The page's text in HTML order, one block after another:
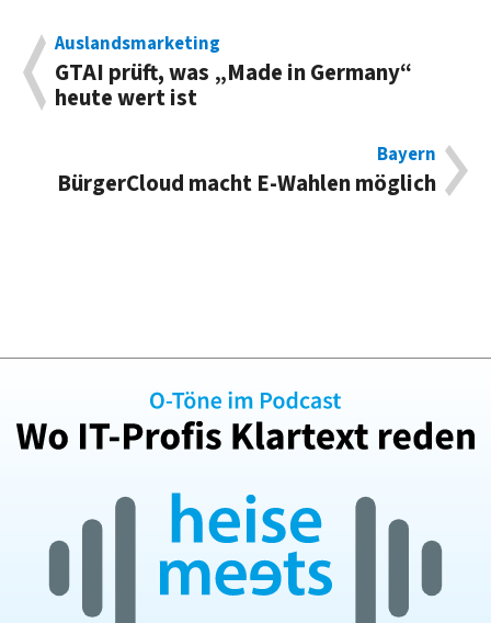
Auslandsmarketing
GTAI prüft, was „Made in Germany“
heute wert ist
Bayern
BürgerCloud macht E-Wahlen möglich